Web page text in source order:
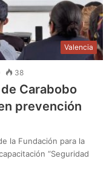
Valencia
38
Carabobo
prevención
la Fundación para la
“Seguridad